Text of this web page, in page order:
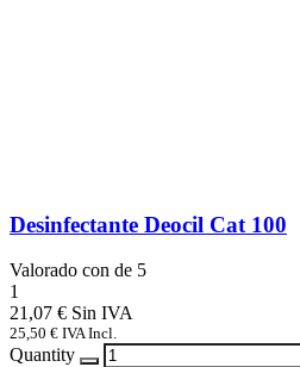
Desinfectante Deocil Cat 100
Valorado con de 5
1
21,07 €
25,50 € IVA Incl.
Quantity